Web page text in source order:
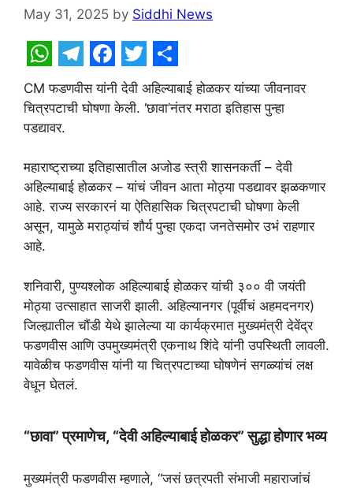
May 31, 2025 by Siddhi News
W
h
a
s
A
p
p
T
e
l
g
r
a
F
a
e
b
o
o
T
w
t
e
r
S
h
e
CM फडणवीस यांनी देवी अहिल्याबाई होळकर यांच्या जीवनावर
चित्रपटाची घोषणा केली. ‘छावा’नंतर मराठा इतिहास पुन्हा
पडद्यावर.
महाराष्ट्राच्या इतिहासातील अजोड स्त्री शासनकर्ती – देवी
अहिल्याबाई होळकर – यांचं जीवन आता मोठ्या पडद्यावर झळकणार
आहे. राज्य सरकारनं या ऐतिहासिक चित्रपटाची घोषणा केली
असून, यामुळे मराठ्यांचं शौर्य पुन्हा एकदा जनतेसमोर उभं राहणार
आहे.
शनिवारी, पुण्यश्लोक अहिल्याबाई होळकर यांची ३०० वी जयंती
मोठ्या उत्साहात साजरी झाली. अहिल्यानगर (पूर्वीचं अहमदनगर)
जिल्ह्यातील चौंडी येथे झालेल्या या कार्यक्रमात मुख्यमंत्री देवेंद्र
फडणवीस आणि उपमुख्यमंत्री एकनाथ शिंदे यांनी उपस्थिती लावली.
यावेळीच फडणवीस यांनी या चित्रपटाच्या घोषणेनं सगळ्यांचं लक्ष
वेधून घेतलं.
“छावा” प्रमाणेच, “देवी अहिल्याबाई होळकर” सुद्धा होणार भव्य
मुख्यमंत्री फडणवीस म्हणाले, “जसं छत्रपती संभाजी महाराजांचं